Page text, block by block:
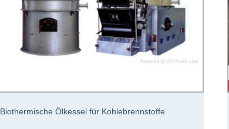
Biothermische Ölkessel für Kohlebrennstoffe